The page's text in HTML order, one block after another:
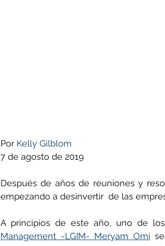
Por Kelly Gilblom
7 de agosto de 2019
Después de años de reuniones y
empezando a desinvertir  de las
A principios de este año, uno de
Management -LGIM- Meryam Omi